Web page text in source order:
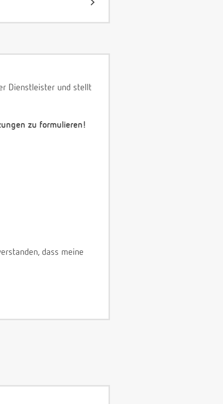
Dienstleister und stellt
zu formulieren!
dass meine